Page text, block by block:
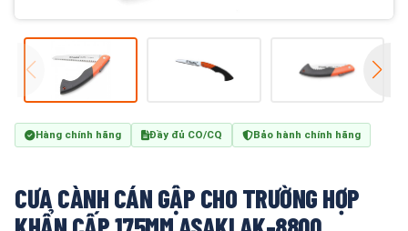
Hàng chính hãng Đầy đủ CO/CQ Bảo hành chính hãng
CƯA CÀNH CÁN GẬP CHO TRƯỜNG HỢP